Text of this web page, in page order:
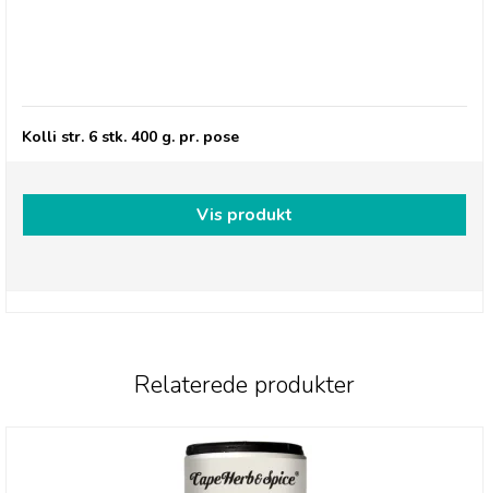
Kolli str. 6 stk. 400 g. pr. pose
Vis produkt
Relaterede produkter